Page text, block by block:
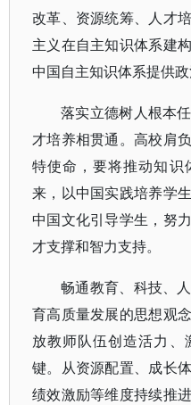
改革、资源统筹、人才
主义在自主知识体系建
中国自主知识体系提供政
落实立德树人根本
才培养相贯通。高校肩
特使命，要将推动知识
来，以中国实践培养学
中国文化引导学生，努
才支撑和智力支持。
畅通教育、科技、
育高质量发展的思想观
放教师队伍创造活力、
键。从资源配置、成长
绩效激励等维度持续推